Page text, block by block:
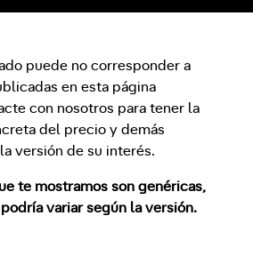
puede no corresponder a
en esta página
con nosotros para tener la
del precio y demás
versión de su interés.
te mostramos son genéricas,
variar según la versión.